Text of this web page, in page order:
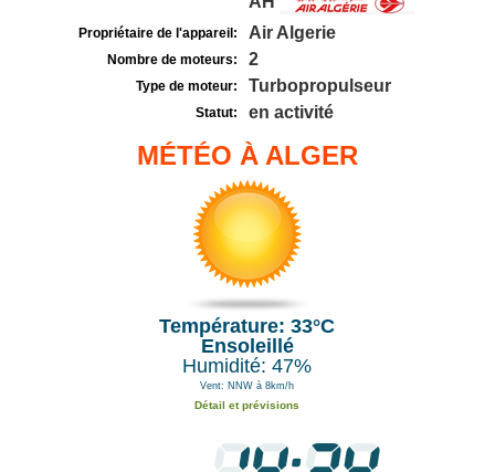
Propriétaire de l'appareil: Air Algerie
Nombre de moteurs: 2
Type de moteur: Turbopropulseur
Statut: en activité
MÉTÉO À ALGER
Température: 33°C
Ensoleillé
Humidité: 47%
Vent: NNW à 8km/h
Détail et prévisions